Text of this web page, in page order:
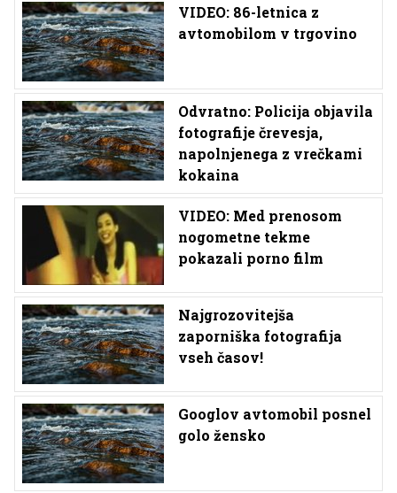
VIDEO: 86-letnica z
avtomobilom v trgovino
Odvratno: Policija objavila
fotografije črevesja,
napolnjenega z vrečkami
kokaina
VIDEO: Med prenosom
nogometne tekme
pokazali porno film
Najgrozovitejša
zaporniška fotografija
vseh časov!
Googlov avtomobil posnel
golo žensko